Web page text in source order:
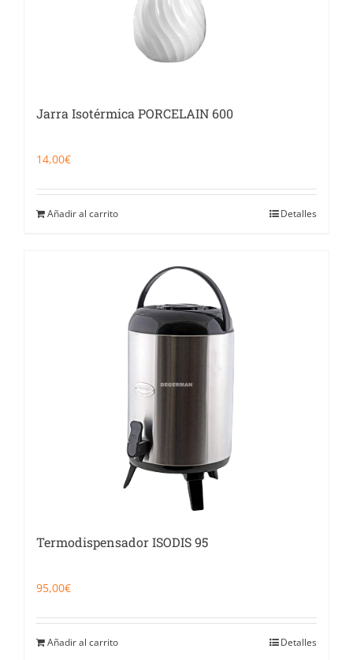
Jarra Isotérmica PORCELAIN 600
14,00€
Añadir al carrito Detalles
Termodispensador ISODIS 95
95,00€
Añadir al carrito Detalles